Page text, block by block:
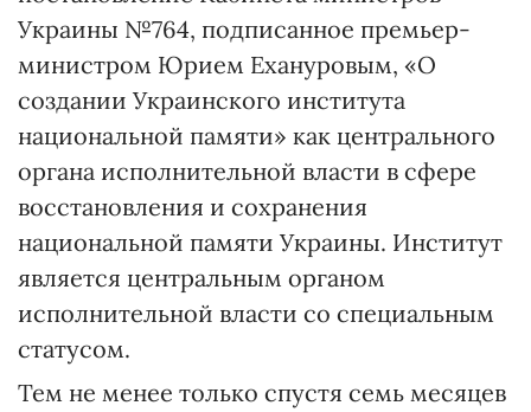
Украины №764, подписанное премьер-
министром Юрием Ехануровым, «О
создании Украинского института
национальной памяти» как центрального
органа исполнительной власти в сфере
восстановления и сохранения
национальной памяти Украины. Институт
является центральным органом
исполнительной власти со специальным
статусом.
Тем не менее только спустя семь месяцев